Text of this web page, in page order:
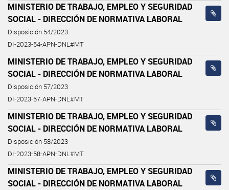
MINISTERIO DE TRABAJO, EMPLEO Y SEGURIDAD
SOCIAL - DIRECCIÓN DE NORMATIVA LABORAL
Disposición 54/2023
DI-2023-54-APN-DNL#MT
MINISTERIO DE TRABAJO, EMPLEO Y SEGURIDAD
SOCIAL - DIRECCIÓN DE NORMATIVA LABORAL
Disposición 57/2023
DI-2023-57-APN-DNL#MT
MINISTERIO DE TRABAJO, EMPLEO Y SEGURIDAD
SOCIAL - DIRECCIÓN DE NORMATIVA LABORAL
Disposición 58/2023
DI-2023-58-APN-DNL#MT
MINISTERIO DE TRABAJO, EMPLEO Y SEGURIDAD
SOCIAL - DIRECCIÓN DE NORMATIVA LABORAL